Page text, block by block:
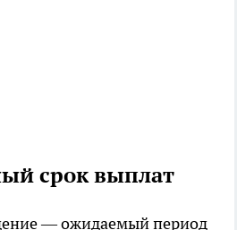
срок выплат
— ожидаемый период